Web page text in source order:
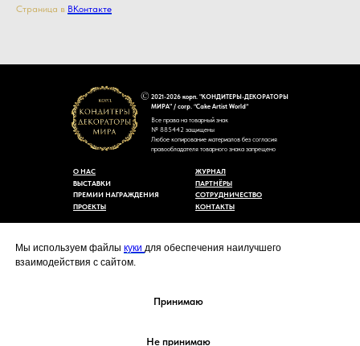
Мы используем файлы куки для обеспечения наилучшего
взаимодействия с сайтом.
Принимаю
Не принимаю
Страница в ВКонтакте
2021-2026 корп. "КОНДИТЕРЫ-ДЕКОРАТОРЫ
МИРА" / corp. “Cake Artist World”
Все права на товарный знак
№ 885442 защищены
Любое копирование материалов без согласия
правообладателя товарного знака запрещено
cakeartistworld@mail.ru
КОНТАКТЫ
СОТРУДНИЧЕСТВО
ЖУРНАЛ
ПАРТНЁРЫ
ПРЕМИИ НАГРАЖДЕНИЯ
ПРОЕКТЫ
ВЫСТАВКИ
О НАС
Политика конфиденциальности
Согласие на обработку персональных данных